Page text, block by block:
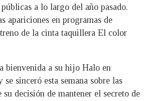
a lo largo del año pasado.
apariciones en programas de
de la cinta taquillera El color
bienvenida a su hijo Halo en
sinceró esta semana sobre las
su decisión de mantener el secreto de